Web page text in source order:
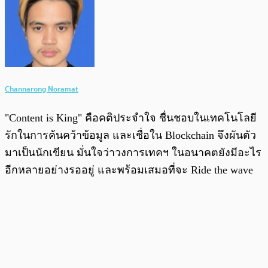
Channarong Noramat
"Content is King" คือคติประจำใจ ชื่นชอบในเทคโนโลยี
รักในการค้นคว้าข้อมูล และเชื่อใน Blockchain จึงผันตัว
มาเป็นนักเขียน มั่นใจว่าวงการเทคฯ ในอนาคตยังมีอะไร
อีกหลายอย่างรออยู่ และพร้อมเสมอที่จะ Ride the wave